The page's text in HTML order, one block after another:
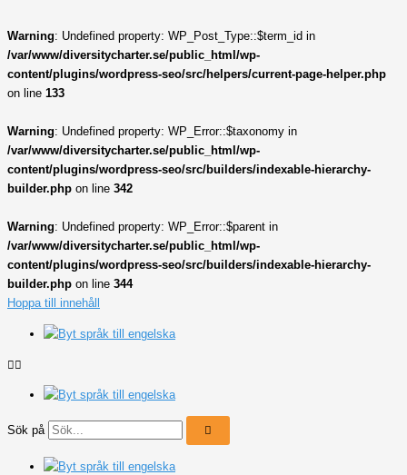
Warning: Undefined property: WP_Post_Type::$term_id in
/var/www/diversitycharter.se/public_html/wp-
content/plugins/wordpress-seo/src/helpers/current-page-helper.php
on line 133
Warning: Undefined property: WP_Error::$taxonomy in
/var/www/diversitycharter.se/public_html/wp-
content/plugins/wordpress-seo/src/builders/indexable-hierarchy-
builder.php on line 342
Warning: Undefined property: WP_Error::$parent in
/var/www/diversitycharter.se/public_html/wp-
content/plugins/wordpress-seo/src/builders/indexable-hierarchy-
builder.php on line 344
Hoppa till innehåll
Sök på